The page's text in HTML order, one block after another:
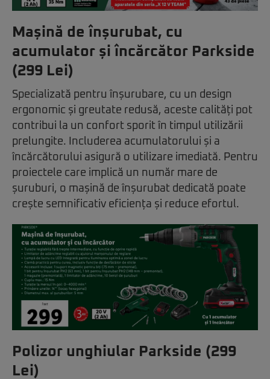
Mașină de înșurubat, cu
acumulator și încărcător Parkside
(299 Lei)
Specializată pentru înșurubare, cu un design
ergonomic și greutate redusă, aceste calități pot
contribui la un confort sporit în timpul utilizării
prelungite. Includerea acumulatorului și a
încărcătorului asigură o utilizare imediată. Pentru
proiectele care implică un număr mare de
șuruburi, o mașină de înșurubat dedicată poate
crește semnificativ eficiența și reduce efortul.
Polizor unghiular Parkside (299
Lei)